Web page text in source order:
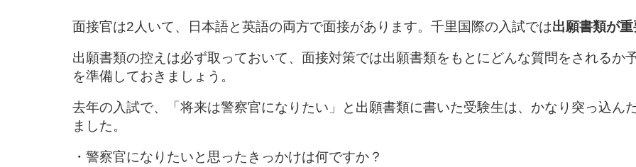
面接官は2人いて、日本語と英語の両方で面接があります。千里国際の入試では出願書類が重
出願書類の控えは必ず取っておいて、面接対策では出願書類をもとにどんな質問をされるか
を準備しておきましょう。
去年の入試で、「将来は警察官になりたい」と出願書類に書いた受験生は、かなり突っ込ん
ました。
・警察官になりたいと思ったきっかけは何ですか？